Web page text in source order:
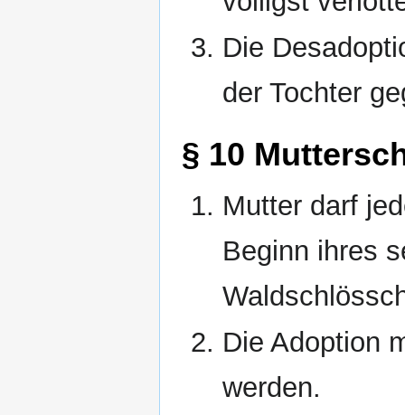
Die
der Tochter
§ 10
Mutter darf
Beginn ihres
Die Adoption
werden.